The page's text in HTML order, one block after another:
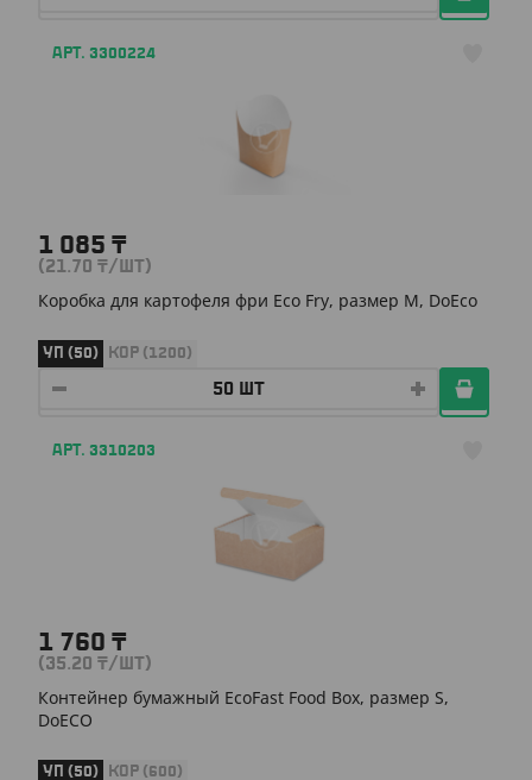
АРТ. 3300224
1 085 ₸
(21.70 ₸/ШТ)
Коробка для картофеля фри Eco Fry, размер М, DoEco
УП (50) КОР (1200)
АРТ. 3310203
1 760 ₸
(35.20 ₸/ШТ)
Контейнер бумажный EcoFast Food Box, размер S,
DoECO
УП (50) КОР (600)